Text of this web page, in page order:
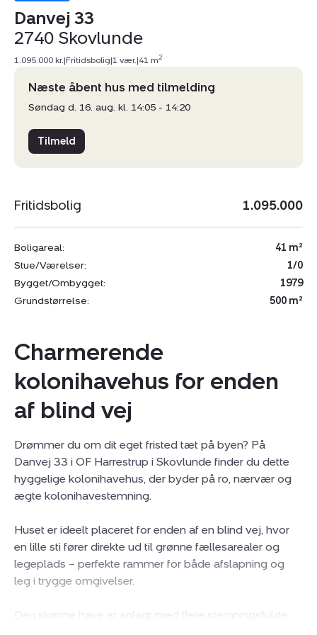
Danvej 33
2740 Skovlunde
1.095.000 kr.|Fritidsbolig|1 vær.|41 m2
Næste åbent hus med tilmelding
Søndag d. 16. aug. kl. 14:05 - 14:20
Tilmeld
Fritidsbolig 1.095.000
Boligareal:
41 m²
Stue/Værelser:
1/0
Bygget/Ombygget:
1979
Grundstørrelse:
500 m²
Charmerende
kolonihavehus for enden
af blind vej
Drømmer du om dit eget fristed tæt på byen? På
Danvej 33 i OF Harrestrup i Skovlunde finder du dette
hyggelige kolonihavehus, der byder på ro, nærvær og
ægte kolonihavestemning.
Huset er ideelt placeret for enden af en blind vej, hvor
en lille sti fører direkte ud til grønne fællesarealer og
legeplads – perfekte rammer for både afslapning og
leg i trygge omgivelser.
Den skønne have er anlagt med flere stemningsfulde